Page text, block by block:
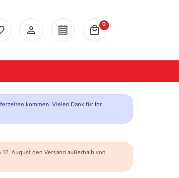
person_outline receipt local_mall
0
kommen. Vielen Dank für Ihr
August den Versand außerhalb von